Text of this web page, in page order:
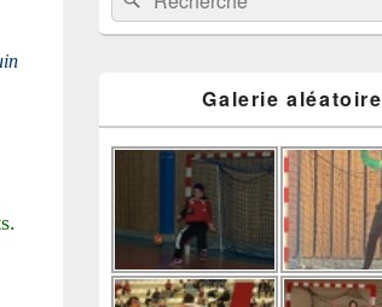
Galerie aléatoire